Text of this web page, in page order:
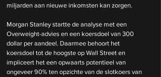
miljarden aan nieuwe inkomsten kan zorgen.
Morgan Stanley startte de analyse met een
Overweight-advies en een koersdoel van 300
dollar per aandeel. Daarmee behoort het
koersdoel tot de hoogste op Wall Street en
impliceert het een opwaarts potentieel van
ongeveer 90% ten opzichte van de slotkoers van